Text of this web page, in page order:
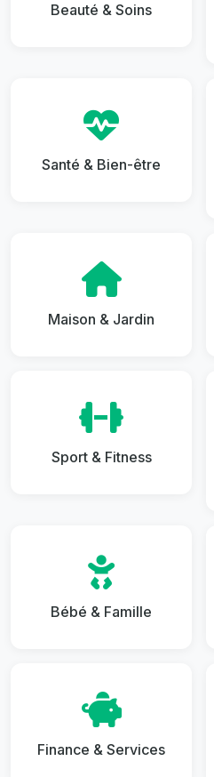
Beauté & Soins
Santé & Bien-être
Maison & Jardin
Sport & Fitness
Bébé & Famille
Finance & Services